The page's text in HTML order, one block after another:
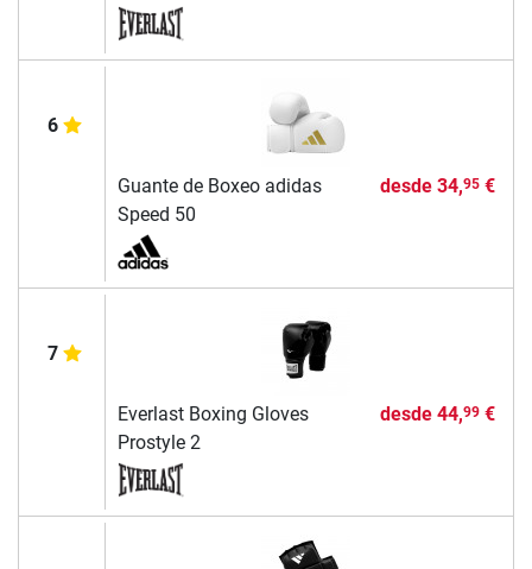
6
Guante de Boxeo adidas
Speed 50
desde 34,95€
7
Everlast Boxing Gloves
Prostyle 2
desde 44,99€